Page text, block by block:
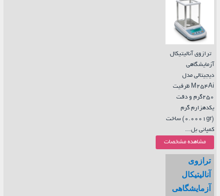
ترازوی آنالیتیکال
آزمایشگاهی
دیجیتالی مدل
M254Ai ظرفیت
250گرم و دقت
یکدهزارم گرم
(0.0001gr) ساخت
کمپانی بل...
مشاهده مشخصات
ترازوی
آنالیتیکال
آزمایشگاهی